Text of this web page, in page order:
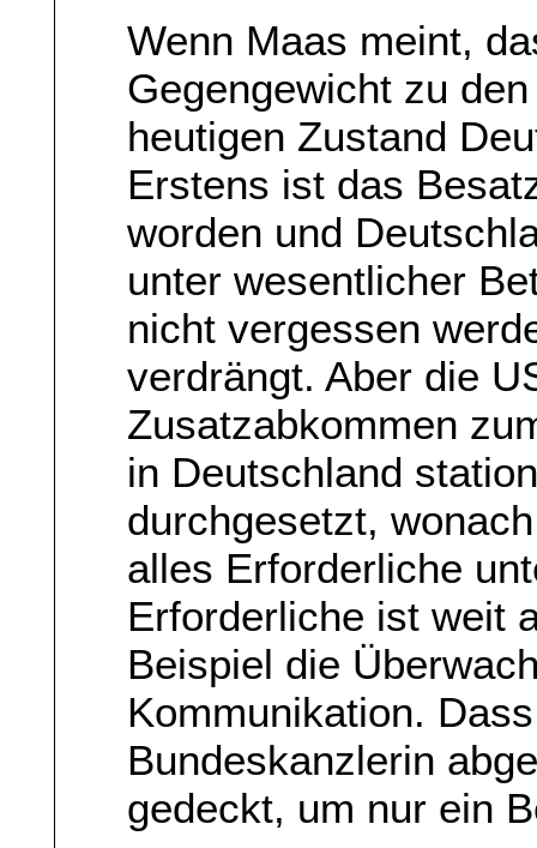
Wenn Maas meint,
Gegengewicht zu
heutigen Zustand
Erstens ist das
worden und
unter wesentlicher
nicht vergessen
verdrängt. Aber die
Zusatzabkommen
in Deutschland
durchgesetzt,
alles Erforderliche
Erforderliche ist weit
Beispiel die
Kommunikation.
Bundeskanzlerin
gedeckt, um nur ein